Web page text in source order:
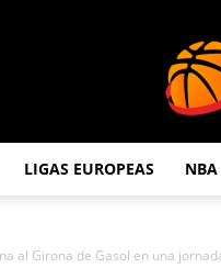
LIGAS EUROPEAS NBA
al Girona de Gasol en una